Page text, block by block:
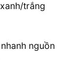
trắng
nguồn